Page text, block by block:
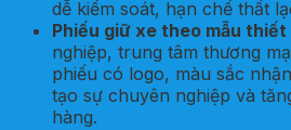
dễ kiểm soát, hạn chế thất
Phiếu giữ xe theo mẫu
nghiệp, trung tâm thương
phiếu có logo, màu sắc
tạo sự chuyên nghiệp và
hàng.